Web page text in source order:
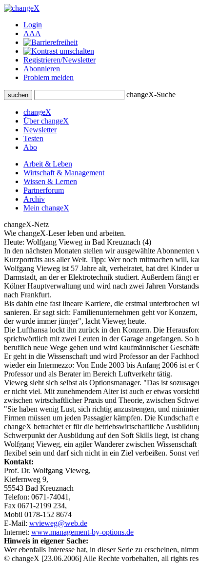
Login
AAA
Registrieren/Newsletter
Abonnieren
Problem melden
suchen changeX-Suche
changeX
Über changeX
Newsletter
Testen
Abo
Arbeit & Leben
Wirtschaft & Management
Wissen & Lernen
Partnerforum
Archiv
Mein changeX
changeX-Netz
Wie changeX-Leser leben und arbeiten.
Heute: Wolfgang Vieweg in Bad Kreuznach (4)
In den nächsten Monaten stellen wir ausgewählte
Kurzporträts aus aller Welt. Tipp: Wer noch mitmachen will,
Wolfgang Vieweg ist 57 Jahre alt, verheiratet, hat drei Kinder
Darmstadt, an der er Elektrotechnik studiert. Außerdem fängt
Kölner Hauptverwaltung und wird nach zwei Jahren
nach Frankfurt.
Bis dahin eine fast lineare Karriere, die erstmal unterbrochen
sanieren. Er sagt sich: Familienunternehmen geht vor
der wurde immer jünger", lacht Vieweg heute.
Die Lufthansa lockt ihn zurück in den Konzern. Die
sprichwörtlich mit zwei Leuten in der Garage angefangen.
beruflich neue Wege gehen und wird kaufmännischer
Er geht in die Wissenschaft und wird Professor an der
wieder ein Intermezzo: Von Ende 2003 bis Anfang 2006 ist
Professor und als Berater im Bereich Luftverkehr tätig.
Vieweg sieht sich selbst als Optionsmanager. "Das ist
er nicht viel. Mit zunehmendem Alter ist auch er etwas
zwischen wirtschaftlicher Praxis und Theorie, zwischen
"Sie haben wenig Lust, sich richtig anzustrengen, und
Firmen müssen um jeden Passagier kämpfen. Die Kundschaft
changeX betrachtet er für die betriebswirtschaftliche
Schwerpunkt der Ausbildung auf den Soft Skills liegt, ist
Wolfgang Vieweg, ein agiler Wanderer zwischen
flexibel sein und darf sich nicht in ein Ziel verbeißen. Sonst
Kontakt:
Prof. Dr. Wolfgang Vieweg,
Kiefernweg 9,
55543 Bad Kreuznach
Telefon: 0671-74041,
Fax 0671-2199 234,
Mobil 0178-152 8674
E-Mail: wvieweg@web.de
Internet: www.management-by-options.de
Hinweis in eigener Sache:
Wer ebenfalls Interesse hat, in dieser Serie zu erscheinen,
© changeX [23.06.2006] Alle Rechte vorbehalten, all rights